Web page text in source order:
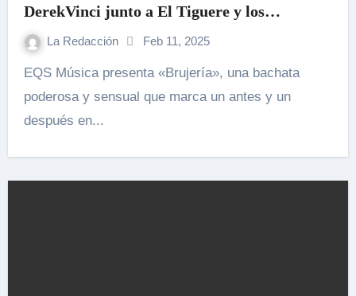
DerekVinci junto a El Tiguere y los
bailarines Luis y Andrea
La Redacción Feb 11, 2025
EQS Música presenta «Brujería», una bachata
poderosa y sensual que marca un antes y un
después en...